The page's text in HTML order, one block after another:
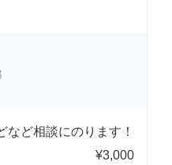
ど相談にのります！
¥3,000